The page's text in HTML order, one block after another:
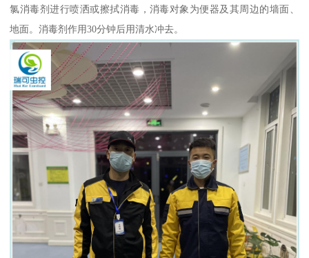
氯消毒剂进行喷洒或擦拭消毒，消毒对象为便器及其周边的墙面、
地面。消毒剂作用30分钟后用清水冲去。